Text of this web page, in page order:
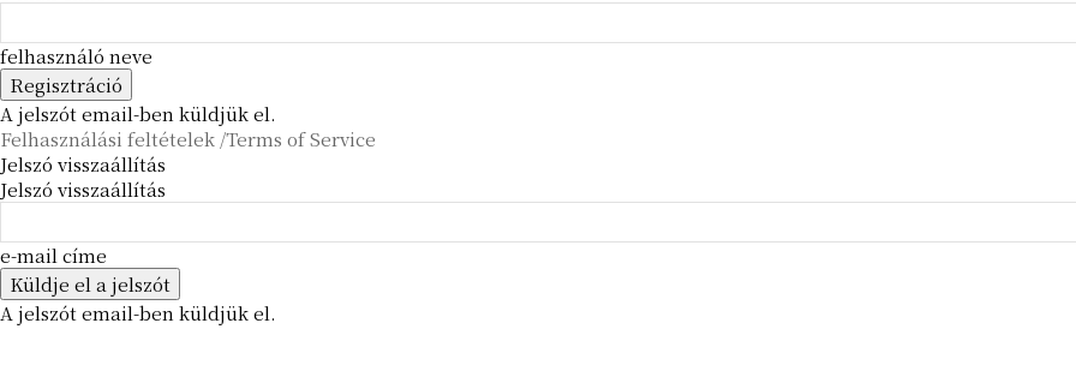
felhasználó neve
A jelszót email-ben küldjük el.
Felhasználási feltételek /Terms of Service
Jelszó visszaállítás
Jelszó visszaállítás
e-mail címe
A jelszót email-ben küldjük el.